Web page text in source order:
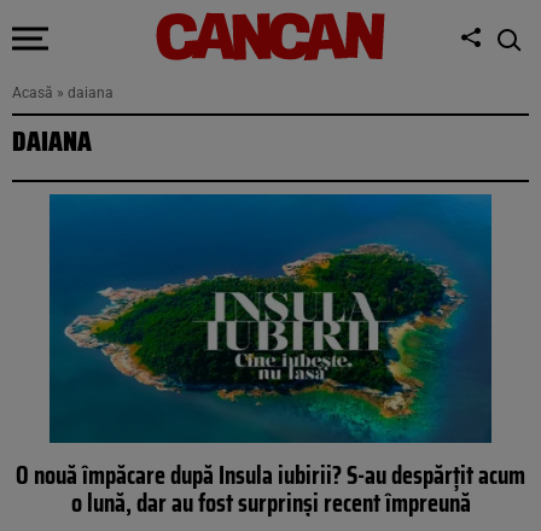
Acasă » daiana
DAIANA
O nouă împăcare după Insula iubirii? S-au despărțit acum
o lună, dar au fost surprinși recent împreună